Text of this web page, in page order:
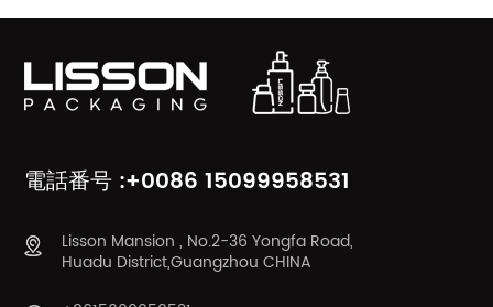
電話番号 :+0086 15099958531
Lisson Mansion , No.2-36 Yongfa Road,
Huadu District,Guangzhou CHINA